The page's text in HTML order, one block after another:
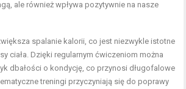
ale również wpływa pozytywnie na nasze
spalanie kalorii, co jest niezwykle istotne
ciała. Dzięki regularnym ćwiczeniom można
dbałości o kondycję, co przynosi długofalowe
treningi przyczyniają się do poprawy